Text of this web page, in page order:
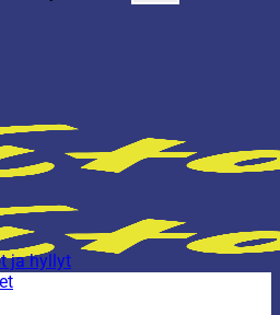
ja hyllyt